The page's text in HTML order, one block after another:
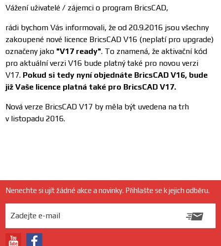
Vážení uživatelé / zájemci o program BricsCAD,
rádi bychom Vás informovali, že od 20.9.2016 jsou všechny
zakoupené nové licence BricsCAD V16 (neplatí pro upgrade)
označeny jako "V17 ready". To znamená, že aktivační kód
pro aktuální verzi V16 bude platný také pro novou verzi
V17. Pokud si tedy nyní objednáte BricsCAD V16, bude
již Vaše licence platná také pro BricsCAD V17.
Nová verze BricsCAD V17 by měla být uvedena na trh
v listopadu 2016.
Nenechte si ujít žádné akce a novinky. Přihlašte se k jejich odběru.